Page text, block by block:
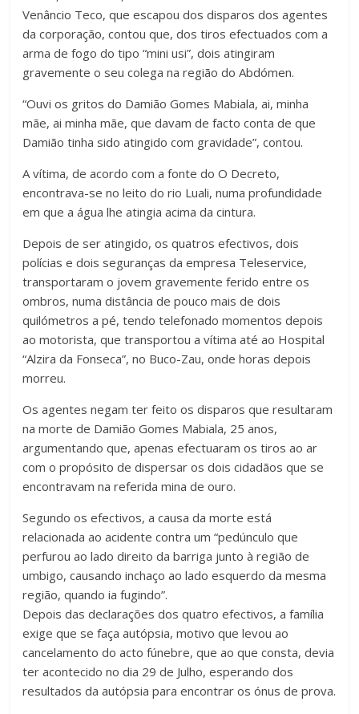
Venâncio Teco, que escapou dos disparos dos agentes
da corporação, contou que, dos tiros efectuados com a
arma de fogo do tipo “mini usi”, dois atingiram
gravemente o seu colega na região do Abdómen.
“Ouvi os gritos do Damião Gomes Mabiala, ai, minha
mãe, ai minha mãe, que davam de facto conta de que
Damião tinha sido atingido com gravidade”, contou.
A vítima, de acordo com a fonte do O Decreto,
encontrava-se no leito do rio Luali, numa profundidade
em que a água lhe atingia acima da cintura.
Depois de ser atingido, os quatros efectivos, dois
polícias e dois seguranças da empresa Teleservice,
transportaram o jovem gravemente ferido entre os
ombros, numa distância de pouco mais de dois
quilómetros a pé, tendo telefonado momentos depois
ao motorista, que transportou a vítima até ao Hospital
“Alzira da Fonseca”, no Buco-Zau, onde horas depois
morreu.
Os agentes negam ter feito os disparos que resultaram
na morte de Damião Gomes Mabiala, 25 anos,
argumentando que, apenas efectuaram os tiros ao ar
com o propósito de dispersar os dois cidadãos que se
encontravam na referida mina de ouro.
Segundo os efectivos, a causa da morte está
relacionada ao acidente contra um “pedúnculo que
perfurou ao lado direito da barriga junto à região de
umbigo, causando inchaço ao lado esquerdo da mesma
região, quando ia fugindo”.
Depois das declarações dos quatro efectivos, a família
exige que se faça autópsia, motivo que levou ao
cancelamento do acto fúnebre, que ao que consta, devia
ter acontecido no dia 29 de Julho, esperando dos
resultados da autópsia para encontrar os ónus de prova.